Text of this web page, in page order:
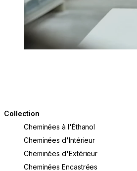
Collection
Cheminées à l'Éthanol
Cheminées d'Intérieur
Cheminées d'Extérieur
Cheminées Encastrées